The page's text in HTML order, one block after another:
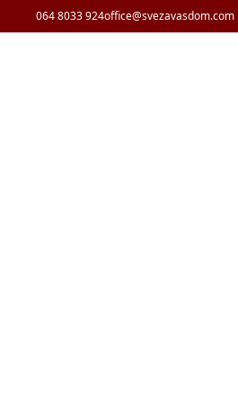
064 8033 924office@svezavasdom.com